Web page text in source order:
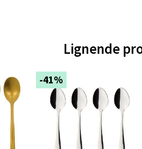
Lignende
-41%
- Oasen Senter
Bernadottes vei 52, 5147 Fyllingsdalen
i dag 10-21
i butikk
- Aunasenteret